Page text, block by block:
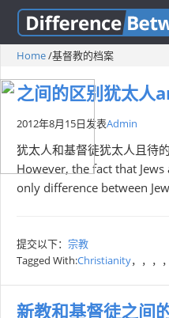
Home/基督教的档案
之间的区别犹太
2012年8月15日发表Admin
犹太人和基督徒犹太人且待
However, the fact that
only difference between
提交以下： 宗教
Tagged With:Christianity，，，，
新教和基督徒之间